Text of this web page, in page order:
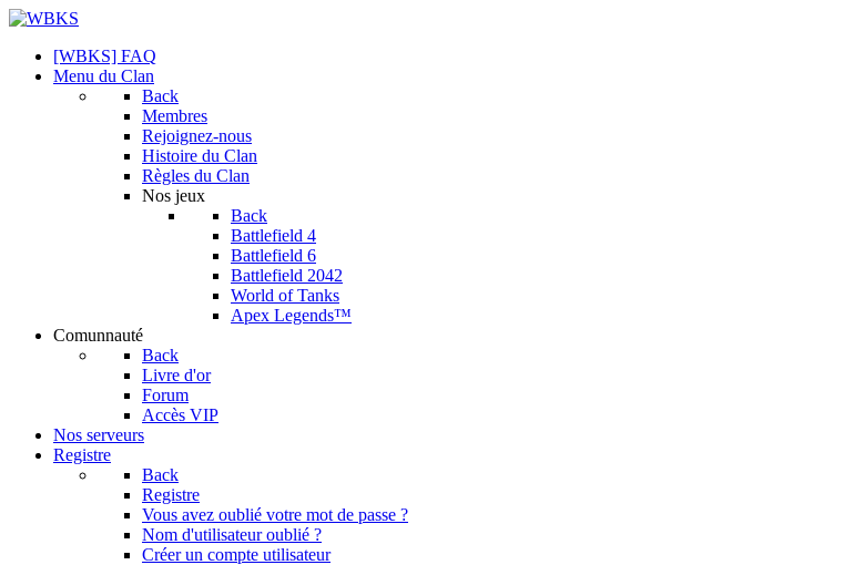
[WBKS] FAQ
Menu du Clan
Back
Membres
Rejoignez-nous
Histoire du Clan
Règles du Clan
Nos jeux
Back
Battlefield 4
Battlefield 6
Battlefield 2042
World of Tanks
Apex Legends™
Comunnauté
Back
Livre d'or
Forum
Accès VIP
Nos serveurs
Registre
Back
Registre
Vous avez oublié votre mot de passe ?
Nom d'utilisateur oublié ?
Créer un compte utilisateur